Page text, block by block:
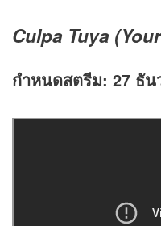
Culpa Tuya
กำหนดสตรีม: 27 ธัน